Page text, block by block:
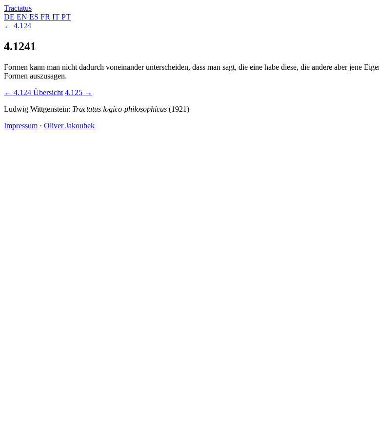
Tractatus
DE EN ES FR IT PT
← 4.124
4.1241
Formen kann man nicht dadurch voneinander unterscheiden, dass man sagt, die eine habe diese, die andere aber jene
Formen auszusagen.
← 4.124 Übersicht 4.125 →
Ludwig Wittgenstein: Tractatus logico-philosophicus (1921)
Impressum · Oliver Jakoubek